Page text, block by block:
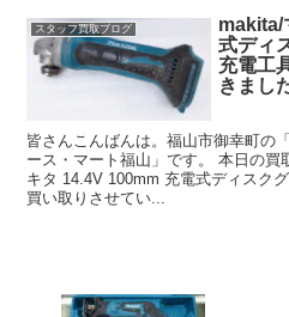
スタッフ買取ブログ
makita/
式ディ
充電工
きまし
皆さんこんばんは。福山市御幸町の
ース・マート福山」です。 本日の買
キタ 14.4V 100mm 充電式ディスク
買い取りさせてい...